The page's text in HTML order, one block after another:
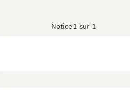
Notice 1 sur 1